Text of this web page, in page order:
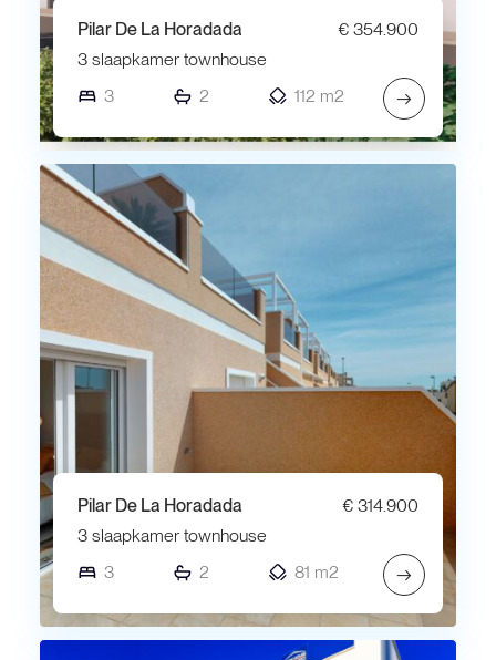
Pilar De La Horadada
€ 354.900
3 slaapkamer townhouse
3
2 112 m2 →
Pilar De La Horadada
€ 314.900
3 slaapkamer townhouse
3
2 81 m2 →